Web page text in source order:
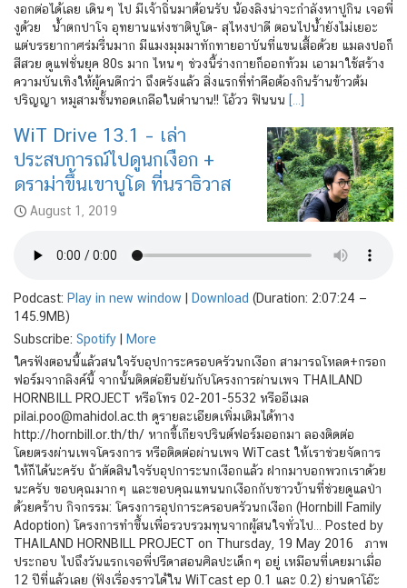
งอกต่อได้เลย เดินๆ ไป มีเจ้าถิ่นมาต้อนรับ น้องลิงน่าจะกำลังหาปูกิน เจอพี่
งูด้วย น้ำตกปาโจ อุทยานแห่งชาติบูโด- สุไหงปาดี ตอนไปน้ำยังไม่เยอะ
แต่บรรยากาศร่มรื่นมาก มีแมงมุมมาทักทายอาบันที่แขนเสื้อด้วย แมลงปอก็
สีสวย ดูแฟชั่นยุค 80s มาก ไหนๆ ช่วงนี้ร่างกายก็ออกท้วม เอามาใช้สร้าง
ความบันเทิงให้ผู้คนดีกว่า ถึงตรังแล้ว สิ่งแรกที่ทำคือต้องกินร้านข้าวต้ม
ปริญญา หมูสามชั้นทอดเกลือในตำนาน!! โอ้วว ฟินนน […]
WiT Drive 13.1 – เล่า
ประสบการณ์ไปดูนกเงือก +
ดราม่าขึ้นเขาบูโด ที่นราธิวาส
August 1, 2019
Podcast: Play in new window Download (Duration: 2:07:24 —
145.9MB)
Subscribe: Spotify
More
ใครฟังตอนนี้แล้วสนใจรับอุปการะครอบครัวนกเงือก สามารถโหลด+กรอก
ฟอร์มจากลิงค์นี้ จากนั้นติดต่อยืนยันกับโครงการผ่านเพจ THAILAND
HORNBILL PROJECT หรือโทร 02-201-5532 หรืออีเมล
pilai.poo@mahidol.ac.th ดูรายละเอียดเพิ่มเติมได้ทาง
http://hornbill.or.th/th/ หากขี้เกียจปรินต์ฟอร์มออกมา ลองติดต่อ
โดยตรงผ่านเพจโครงการ หรือติดต่อผ่านเพจ WiTcast ให้เราช่วยจัดการ
ให้ก็ได้นะครับ ถ้าตัดสินใจรับอุปการะนกเงือกแล้ว ฝากมาบอกพวกเราด้วย
นะครับ ขอบคุณมากๆ และขอบคุณแทนนกเงือกกับชาวบ้านที่ช่วยดูแลป่า
ด้วยคร้าบ กิจกรรม: โครงการอุปการะครอบครัวนกเงือก (Hornbill Family
Adoption) โครงการทำขึ้นเพื่อรวบรวมทุนจากผู้สนใจทั่วไป… Posted by
THAILAND HORNBILL PROJECT on Thursday, 19 May 2016 ภาพ
ประกอบ ไปถึงวันแรกเจอพี่ปรีดาสอนศิลปะเด็กๆ อยู่ เหมือนที่เคยมาเมื่อ
12 ปีที่แล้วเลย (ฟังเรื่องราวได้ใน WiTcast ep 0.1 และ 0.2) ย่านดาโอ๊ะ